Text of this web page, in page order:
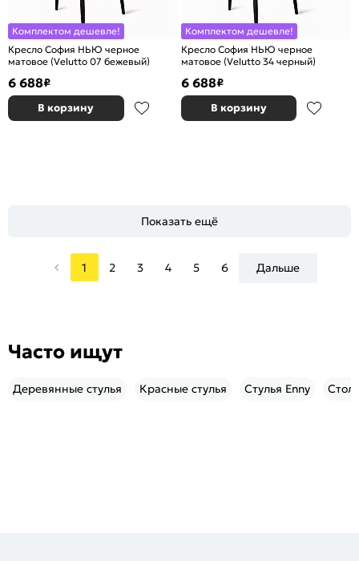
Комплектом дешевле!
Кресло София НЬЮ черное
матовое (Velutto 07 бежевый)
6 688₽
В корзину
Комплектом дешевле!
Кресло София НЬЮ черное
матовое (Velutto 34 черный)
6 688₽
В корзину
Показать ещё
1 2 3 4 5 6 Дальше
Часто ищут
Деревянные стулья Красные стулья Стулья Enny